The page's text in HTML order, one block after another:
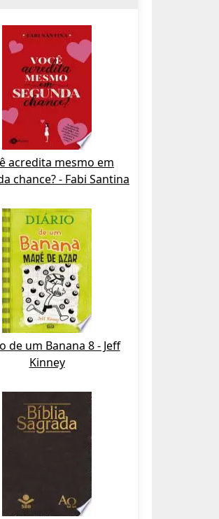
acredita mesmo em
chance? - Fabi Santina
de um Banana 8 - Jeff
Kinney